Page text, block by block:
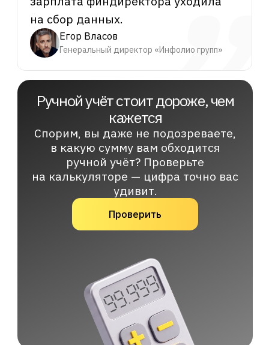
Кто‑то куда‑то не так нажал, кто‑то
вставил не так цифры — и все
конечные данные разъехались.
И ты как финансовый директор